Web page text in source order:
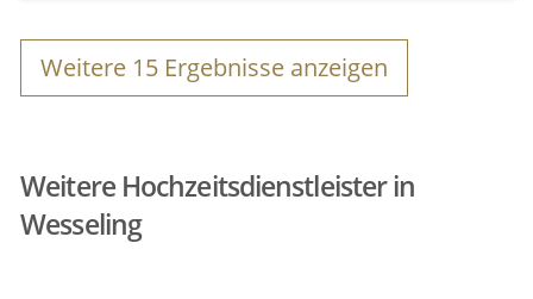
Weitere 15 Ergebnisse anzeigen
Weitere Hochzeitsdienstleister in
Wesseling